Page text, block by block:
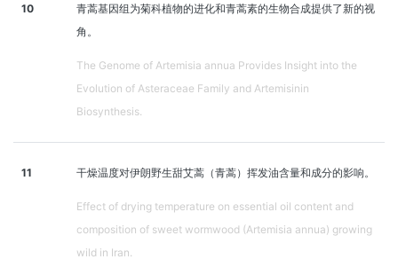
10
青蒿基因组为菊科植物的进化和青蒿素的生物合成提供了新的视
角。
The Genome of Artemisia annua Provides Insight into the
Evolution of Asteraceae Family and Artemisinin
Biosynthesis.
11 干燥温度对伊朗野生甜艾蒿（青蒿）挥发油含量和成分的影响。
Effect of drying temperature on essential oil content and
composition of sweet wormwood (Artemisia annua) growing
wild in Iran.